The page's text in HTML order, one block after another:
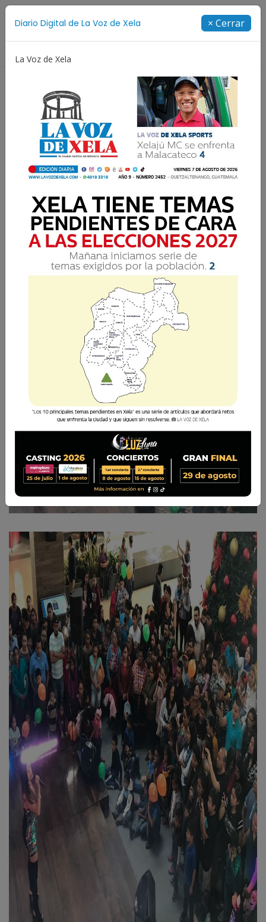
Diario Digital de La Voz de Xela × Cerrar
La Voz de Xela
¿Cómo participar en el
Festival de Canto Luz de
Luna 2019?
3 Mayo 2019 10:37